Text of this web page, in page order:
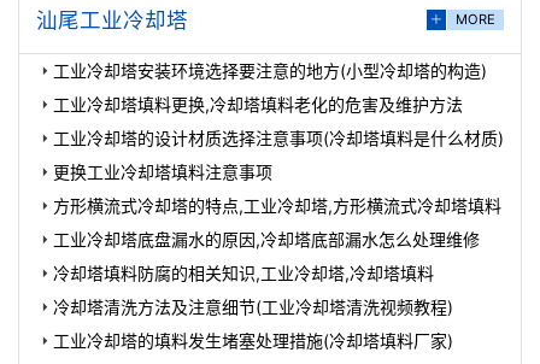
汕尾工业冷却塔 MORE
工业冷却塔安装环境选择要注意的地方(小型冷却塔的构造)
工业冷却塔填料更换,冷却塔填料老化的危害及维护方法
工业冷却塔的设计材质选择注意事项(冷却塔填料是什么材质)
更换工业冷却塔填料注意事项
方形横流式冷却塔的特点,工业冷却塔,方形横流式冷却塔填料
工业冷却塔底盘漏水的原因,冷却塔底部漏水怎么处理维修
冷却塔填料防腐的相关知识,工业冷却塔,冷却塔填料
冷却塔清洗方法及注意细节(工业冷却塔清洗视频教程)
工业冷却塔的填料发生堵塞处理措施(冷却塔填料厂家)